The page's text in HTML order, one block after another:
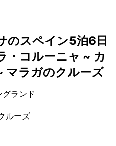
のスペイン5泊6日
・コルーニャ ~ カ
マラガのクルーズ
ランド
ルーズ